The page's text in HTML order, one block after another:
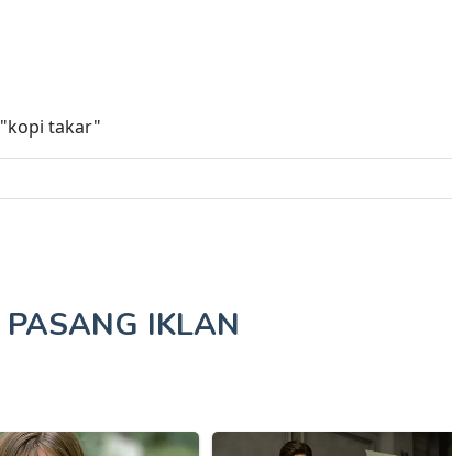
"kopi takar"
PASANG IKLAN